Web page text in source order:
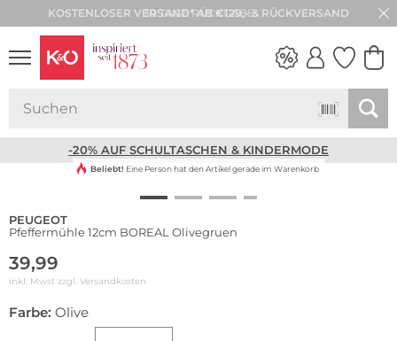
30 TAGE RÜCKGABE
-20% AUF SCHULTASCHEN & KINDERMODE
Beliebt! Eine Person hat den Artikel gerade im Warenkorb
PEUGEOT
Pfeffermühle 12cm BOREAL Olivegruen
39,99
inkl. Mwst zzgl. Versandkosten
Farbe: Olive